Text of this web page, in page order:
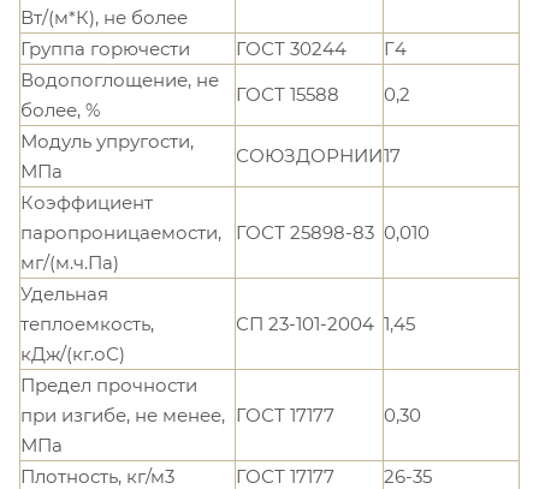
Вт/(м*К), не более
Группа горючести ГОСТ 30244
Г4
Водопоглощение, не
более, %
ГОСТ 15588 0,2
Модуль упругости,
МПа
СОЮЗДОРНИИ17
Коэффициент
паропроницаемости,
мг/(м.ч.Па)
ГОСТ 25898-83 0,010
Удельная
теплоемкость,
кДж/(кг.оС)
СП 23-101-2004 1,45
Предел прочности
при изгибе, не менее,
МПа
ГОСТ 17177 0,30
Плотность, кг/м3 ГОСТ 17177
26-35